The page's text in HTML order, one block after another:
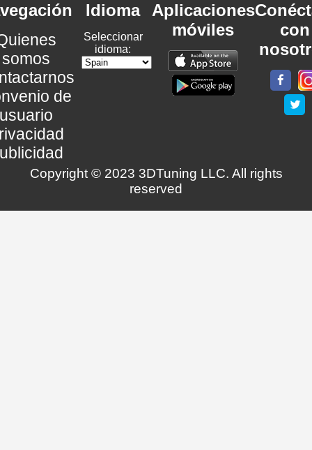
somos
de
Idioma
Seleccionar
idioma:
Aplicaciones
móviles
con
Copyright © 2023 3DTuning LLC. All rights
reserved